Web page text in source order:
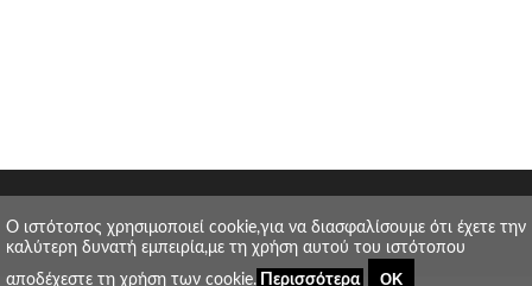
O ιστότοπος χρησιμοποιεί cookie,για να διασφαλίσουμε ότι έχετε την
καλύτερη δυνατή εμπειρία,με τη χρήση αυτού του ιστότοπου
αποδέχεστε τη χρήση των cookie.
Περισσότερα ΟΚ